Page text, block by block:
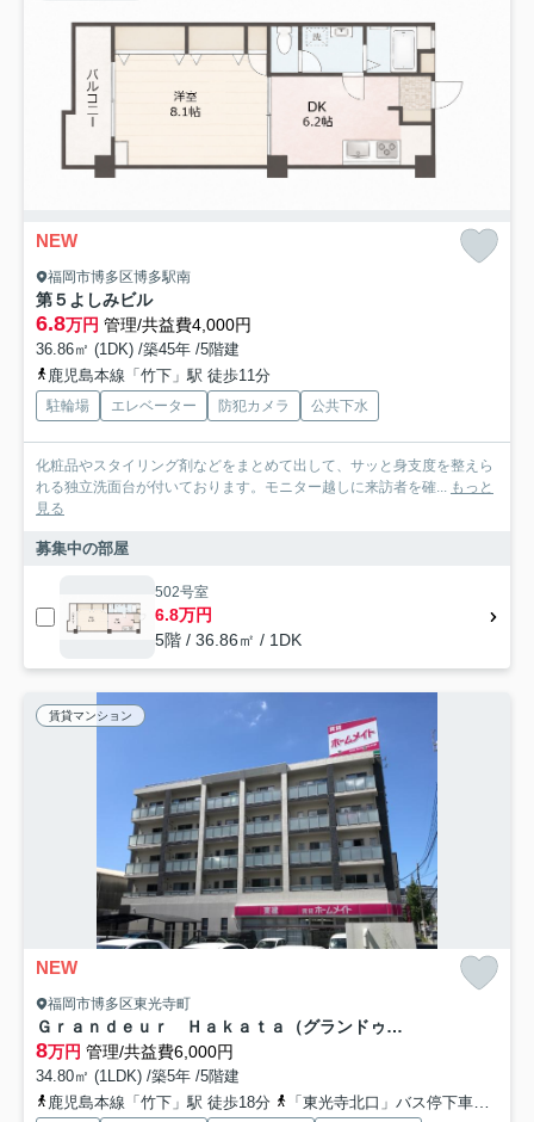
NEW
福岡市博多区博多駅南
第５よしみビル
6.8万円 管理/共益費4,000円
36.86㎡ (1DK) /築45年 /5階建
鹿児島本線「竹下」駅 徒歩11分
駐輪場 エレベーター 防犯カメラ 公共下水
化粧品やスタイリング剤などをまとめて出して、サッと身支度を整えら
れる独立洗面台が付いております。モニター越しに来訪者を確... もっと
見る
募集中の部屋
502号室
6.8万円
5階 / 36.86㎡ / 1DK
賃貸マンション
NEW
福岡市博多区東光寺町
Ｇｒａｎｄｅｕｒ Ｈａｋａｔａ（グランドゥールハカタ）
8万円 管理/共益費6,000円
34.80㎡ (1LDK) /築5年 /5階建
鹿児島本線「竹下」駅 徒歩18分
「東光寺北口」バス停下車 徒歩1分